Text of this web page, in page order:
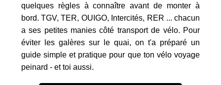
quelques règles à connaître avant de monter à
bord. TGV, TER, OUIGO, Intercités, RER ... chacun
a ses petites manies côté transport de vélo. Pour
éviter les galères sur le quai, on t'a préparé un
guide simple et pratique pour que ton vélo voyage
peinard - et toi aussi.